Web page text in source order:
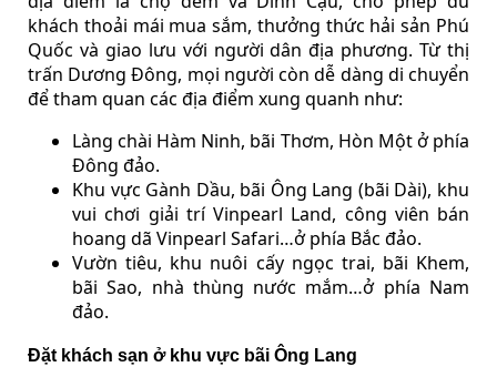
khách thoải mái mua sắm, thưởng thức hải sản Phú
Quốc và giao lưu với người dân địa phương. Từ thị
trấn Dương Đông, mọi người còn dễ dàng di chuyển
để tham quan các địa điểm xung quanh như:
Làng chài Hàm Ninh, bãi Thơm, Hòn Một ở phía
Đông đảo.
Khu vực Gành Dầu, bãi Ông Lang (bãi Dài), khu
vui chơi giải trí Vinpearl Land, công viên bán
hoang dã Vinpearl Safari…ở phía Bắc đảo.
Vườn tiêu, khu nuôi cấy ngọc trai, bãi Khem,
bãi Sao, nhà thùng nước mắm…ở phía Nam
đảo.
Đặt khách sạn ở khu vực bãi Ông Lang